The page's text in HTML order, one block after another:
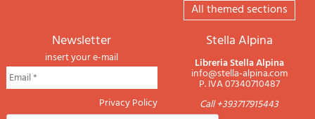
All themed sections
newsletter
insert your e-mail
Privacy Policy
Stella Alpina
Libreria Stella Alpina
info@stella-alpina.com
P. IVA 07340710487
Call +393717915443